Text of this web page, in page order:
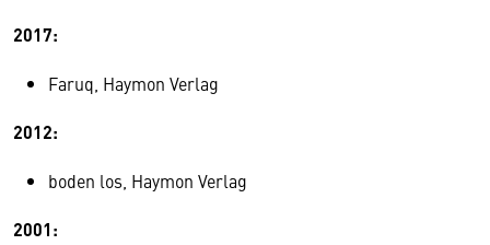
2017:
Faruq, Haymon Verlag
2012:
boden los, Haymon Verlag
2001: